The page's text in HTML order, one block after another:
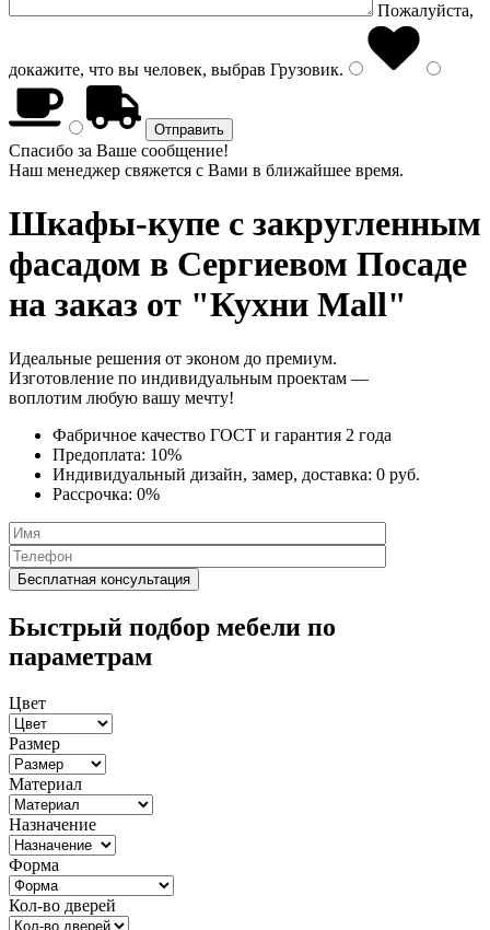
Пожалуйста,
докажите, что вы человек, выбрав Грузовик.
Спасибо за Ваше сообщение!
Наш менеджер свяжется с Вами в ближайшее время.
Шкафы-купе с закругленным
фасадом в Сергиевом Посаде
на заказ от "Кухни Mall"
Идеальные решения от эконом до премиум.
Изготовление по индивидуальным проектам —
воплотим любую вашу мечту!
Фабричное качество ГОСТ и гарантия 2 года
Предоплата: 10%
Индивидуальный дизайн, замер, доставка: 0 руб.
Рассрочка: 0%
Быстрый подбор мебели по
параметрам
Цвет
Размер
Материал
Назначение
Форма
Кол-во дверей